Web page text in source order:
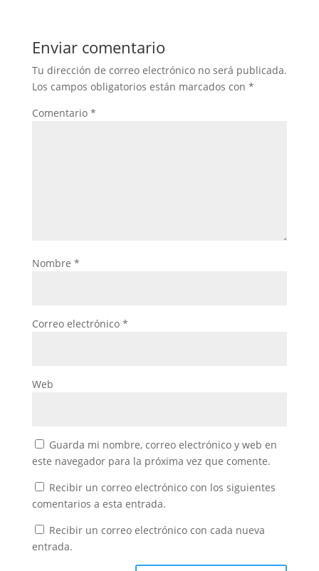
Enviar comentario
Tu dirección de correo electrónico no será publicada.
Los campos obligatorios están marcados con *
Comentario *
Nombre *
Correo electrónico *
Web
Guarda mi nombre, correo electrónico y web en
este navegador para la próxima vez que comente.
Recibir un correo electrónico con los siguientes
comentarios a esta entrada.
Recibir un correo electrónico con cada nueva
entrada.